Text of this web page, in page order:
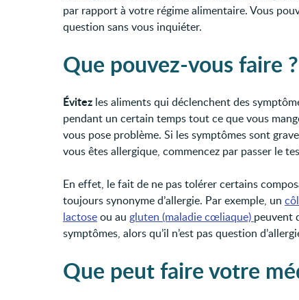
par rapport à votre régime alimentaire. Vous
question sans vous inquiéter.
Que pouvez-vous faire ?
Évitez les aliments qui déclenchent des
pendant un certain temps tout ce que vous
vous pose problème. Si les symptômes sont
vous êtes allergique, commencez par passer le
En effet, le fait de ne pas tolérer certains
toujours synonyme d’allergie. Par exemple, un
lactoseou au gluten (maladie cœliaque) peuvent
symptômes, alors qu’il n’est pas question
Que peut faire votre